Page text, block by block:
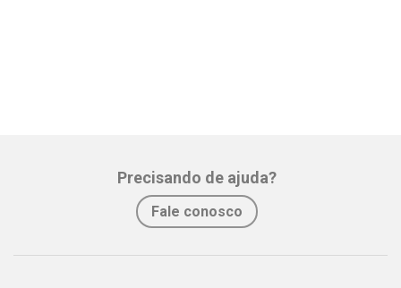
Precisando de ajuda?
Fale conosco